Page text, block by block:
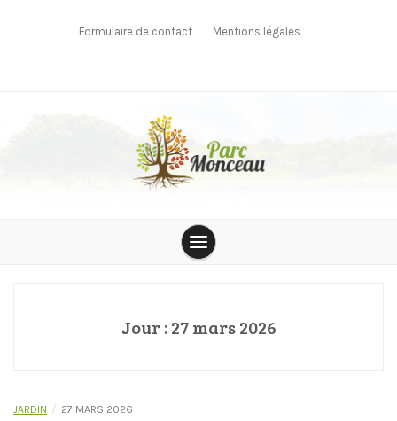
Formulaire de contact Mentions légales
Jour :27 mars 2026
JARDIN / 27 MARS 2026